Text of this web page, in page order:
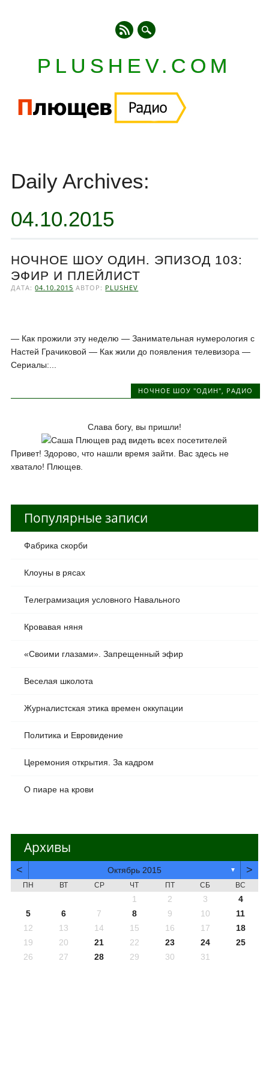
PLUSHEV.COM
content
Daily Archives:
04.10.2015
НОЧНОЕ ШОУ ОДИН. ЭПИЗОД 103:
ЭФИР И ПЛЕЙЛИСТ
ДАТА:04.10.2015 АВТОР: PLUSHEV
— Как прожили эту неделю — Занимательная нумерология с
Настей Грачиковой — Как жили до появления телевизора —
Сериалы:...
НОЧНОЕ ШОУ "ОДИН", РАДИО
Слава богу, вы пришли!
Привет! Здорово, что нашли время зайти. Вас здесь не
хватало! Плющев.
Популярные записи
Фабрика скорби
Клоуны в рясах
Телеграмизация условного Навального
Кровавая няня
«Своими глазами». Запрещенный эфир
Веселая школота
Журналистская этика времен оккупации
Политика и Евровидение
Церемония открытия. За кадром
О пиаре на крови
Архивы
< Октябрь 2015 ▼ >
ПН ВТ СР ЧТ ПТ СБ ВС
1 2 3
4
5
6 7 8 9 10
11
12
13 14 15 16 17
18
19
20 21 22 23 24
25
26
27 28 29 30 31